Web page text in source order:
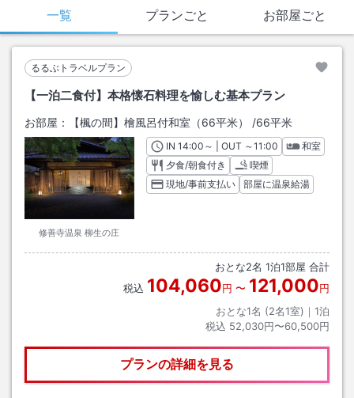
一覧 プランごと お部屋ごと
るるぶトラベルプラン
【一泊二食付】本格懐石料理を愉しむ基本プラン
お部屋： 【楓の間】檜風呂付和室（66平米） /66平米
修善寺温泉 柳生の庄
INチェックイン
14:00 ～ | OUT チェックアウト
～11:00
和室
夕食/朝食付き
喫煙
現地/事前支払い
部屋に温泉給湯
おとな2名 1泊1部屋 合計
税込 104,060円 〜 121,000円
おとな1名 (2名1室)｜ 1泊
税込 52,030円〜60,500円
プランの詳細を見る